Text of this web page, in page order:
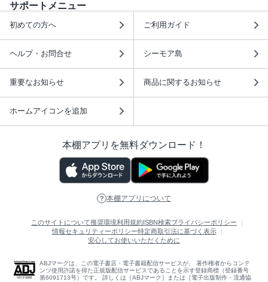
サポートメニュー
初めての方へ ご利用ガイド
ヘルプ・お問合せ シーモア島
重要なお知らせ 商品に関するお知らせ
ホームアイコンを追加
本棚アプリを無料ダウンロード！
本棚アプリについて
このサイトについて推奨環境利用規約 ISBN検索プライバシーポリシー
情報セキュリティーポリシー特定商取引法に基づく表示
安心してお使いいただくために
ABJマークは、この電子書店・電子書籍配信サービスが、 著作権者からコンテ
ンツ使用許諾を得た正規版配信サービスであることを示す登録商標（登録番号
第6091713号）です。 詳しくは［ABJマーク］または［電子出版制作・流通協